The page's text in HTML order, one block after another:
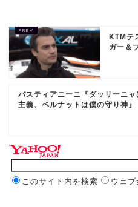
KTMテ
ガー＆
バスティアニーニ『ダッリーニャ
主義、ペルナットは僕の守り神』
このサイト内を検索 ウェ